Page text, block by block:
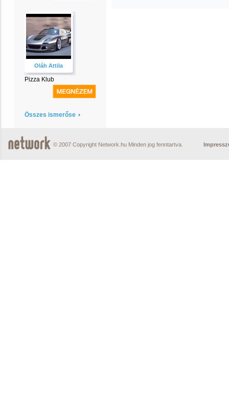
Oláh Attila
Pizza Klub
Összes ismerőse
© 2007 Copyright Network.hu Minden jog fenntartva.